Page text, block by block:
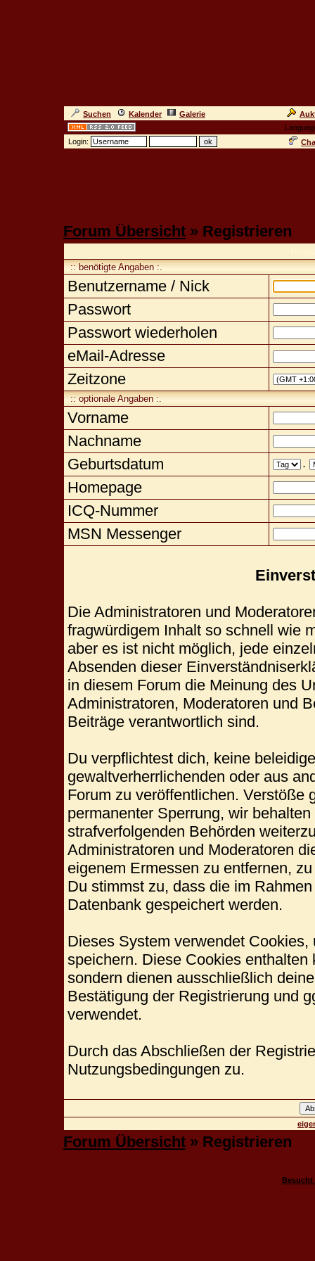
Suchen Kalender Galerie
Login:
Forum Übersicht » Registrieren
:: benötigte Angaben :.
Benutzername / Nick
Passwort
Passwort wiederholen
eMail-Adresse
Zeitzone
:: optionale Angaben :.
Vorname
Nachname
Geburtsdatum
.
Homepage
ICQ-Nummer
MSN Messenger
Die Administratoren und
fragwürdigem Inhalt so schnell wie
aber es ist nicht möglich, jede
Absenden dieser
in diesem Forum die Meinung des
Administratoren, Moderatoren und
Beiträge verantwortlich sind.
Du verpflichtest dich, keine
gewaltverherrlichenden oder aus
Forum zu veröffentlichen. Verstöße
permanenter Sperrung, wir
strafverfolgenden Behörden
Administratoren und Moderatoren
eigenem Ermessen zu entfernen,
Du stimmst zu, dass die im
Datenbank gespeichert werden.
Dieses System verwendet
speichern. Diese Cookies
sondern dienen ausschließlich
Bestätigung der Registrierung und
verwendet.
Durch das Abschließen der
Nutzungsbedingungen zu.
Forum Übersicht » Registrieren
Besucht